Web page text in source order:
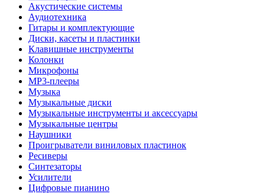
Акустические системы
Аудиотехника
Гитары и комплектующие
Диски, касеты и пластинки
Клавишные инструменты
Колонки
Микрофоны
МР3-плееры
Музыка
Музыкальные диски
Музыкальные инструменты и аксессуары
Музыкальные центры
Наушники
Проигрыватели виниловых пластинок
Ресиверы
Синтезаторы
Усилители
Цифровые пианино